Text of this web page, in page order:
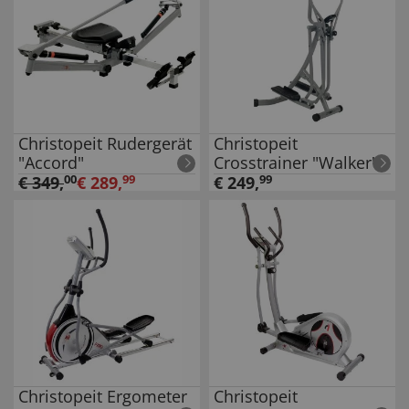
Christopeit Rudergerät
"Accord"
€349,00€ 289,99
Christopeit
Crosstrainer "Walker"
€ 249,99
Christopeit Ergometer
Christopeit